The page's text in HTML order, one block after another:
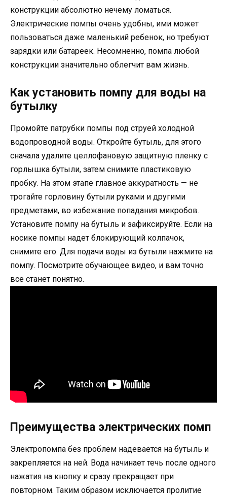
конструкции абсолютно нечему ломаться.
Электрические помпы очень удобны, ими может
пользоваться даже маленький ребенок, но требуют
зарядки или батареек. Несомненно, помпа любой
конструкции значительно облегчит вам жизнь.
Как установить помпу для воды на
бутылку
Промойте патрубки помпы под струей холодной
водопроводной воды. Откройте бутыль, для этого
сначала удалите целлофановую защитную пленку с
горлышка бутыли, затем снимите пластиковую
пробку. На этом этапе главное аккуратность — не
трогайте горловину бутыли руками и другими
предметами, во избежание попадания микробов.
Установите помпу на бутыль и зафиксируйте. Если на
носике помпы надет блокирующий колпачок,
снимите его. Для подачи воды из бутыли нажмите на
помпу. Посмотрите обучающее видео, и вам точно
все станет понятно.
Преимущества электрических помп
Электропомпа без проблем надевается на бутыль и
закрепляется на ней. Вода начинает течь после одного
нажатия на кнопку и сразу прекращает при
повторном. Таким образом исключается пролитие